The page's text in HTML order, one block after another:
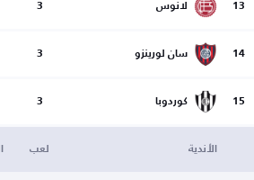
13 لانوس 3
14 سان لورينزو 3
15 كوردوبا 3
الأندية لعب